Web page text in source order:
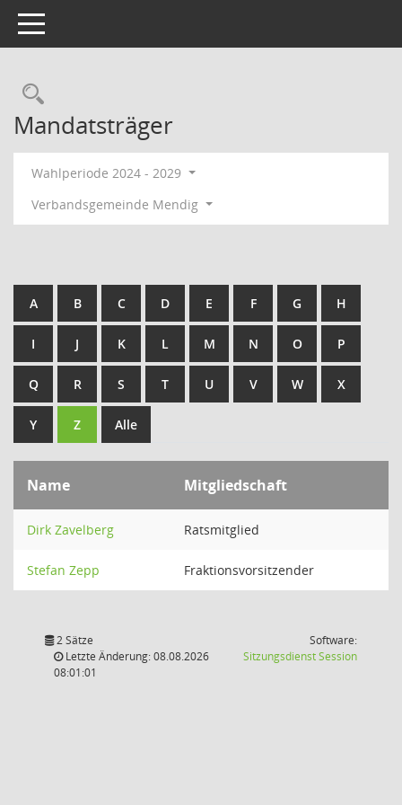
Toggle navigation
Rechercheauswahl
Mandatsträger
Wahlperiode 2024 - 2029
Verbandsgemeinde Mendig
A B C D E F G H
I J K L M N O P
Q R S T U V W X
Y Z Alle
Name Mitgliedschaft
Dirk Zavelberg Ratsmitglied
Stefan Zepp Fraktionsvorsitzender
2 Sätze
Letzte Änderung: 08.08.2026
08:01:01
Software:
SitzungsdienstSession(Wird in